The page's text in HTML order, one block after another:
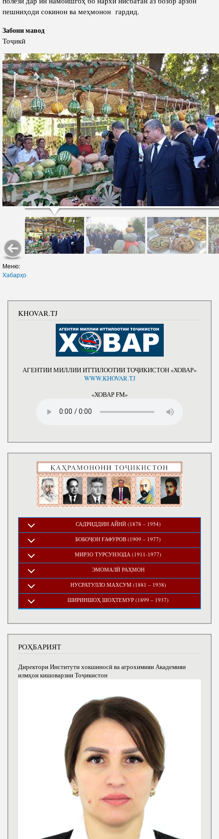
пешниҳоди сокинон ва меҳмонон гардид.
Забони мавод
Тоҷикӣ
Меню:
Хабарҳо
KHOVAR.TJ
АГЕНТИИ МИЛЛИИ ИТТИЛООТИИ ТОҶИКИСТОН «ХОВАР»
WWW.KHOVAR.TJ
«ХОВАР FM»
САДРИДДИН АЙНӢ (1878 – 1954)
БОБОҶОН ҒАФУРОВ (1909 – 1977)
МИРЗО ТУРСУНЗОДА (1911-1977)
ЭМОМАЛӢ РАҲМОН
НУСРАТУЛЛО МАХСУМ (1881 – 1938)
ШИРИНШОҲ ШОҲТЕМУР (1899 – 1937)
РОҲБАРИЯТ
Директори Институти хокшиносӣ ва агрохимияи Академияи
илмҳои кишоварзии Тоҷикистон